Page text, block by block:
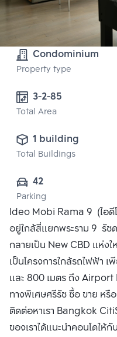
Condominium
Property type
3-2-85
Total Area
1 building
Total Buildings
42
Parking
Ideo Mobi Rama 9 (ไอดีโ
อยู่ใกล้สี่แยกพระราม 9  รัช
กลายเป็น New CBD แห่ง
เป็นโครงการใกล้รถไฟฟ้า เ
และ 800 เมตร ถึง Airport
ทางพิเศษศรีรัช ซื้อ ขาย หรือ
ติดต่อหาเรา Bangkok
ของเราได้แนะนำคอนโดให้กั